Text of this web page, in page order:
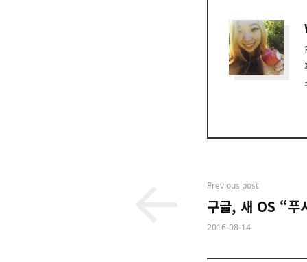
navigation
Previous post
구글, 새 OS “푸
2016-08-14